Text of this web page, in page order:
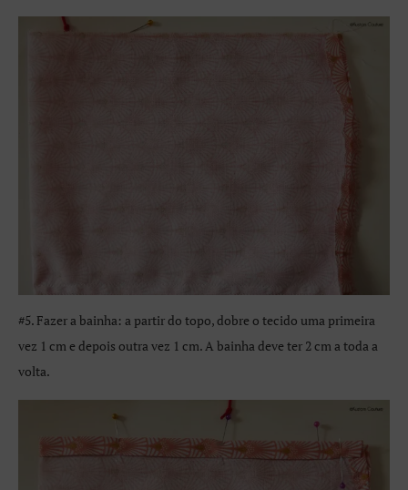
#5. Fazer a bainha: a partir do topo, dobre o tecido uma primeira
vez 1 cm e depois outra vez 1 cm. A bainha deve ter 2 cm a toda a
volta.